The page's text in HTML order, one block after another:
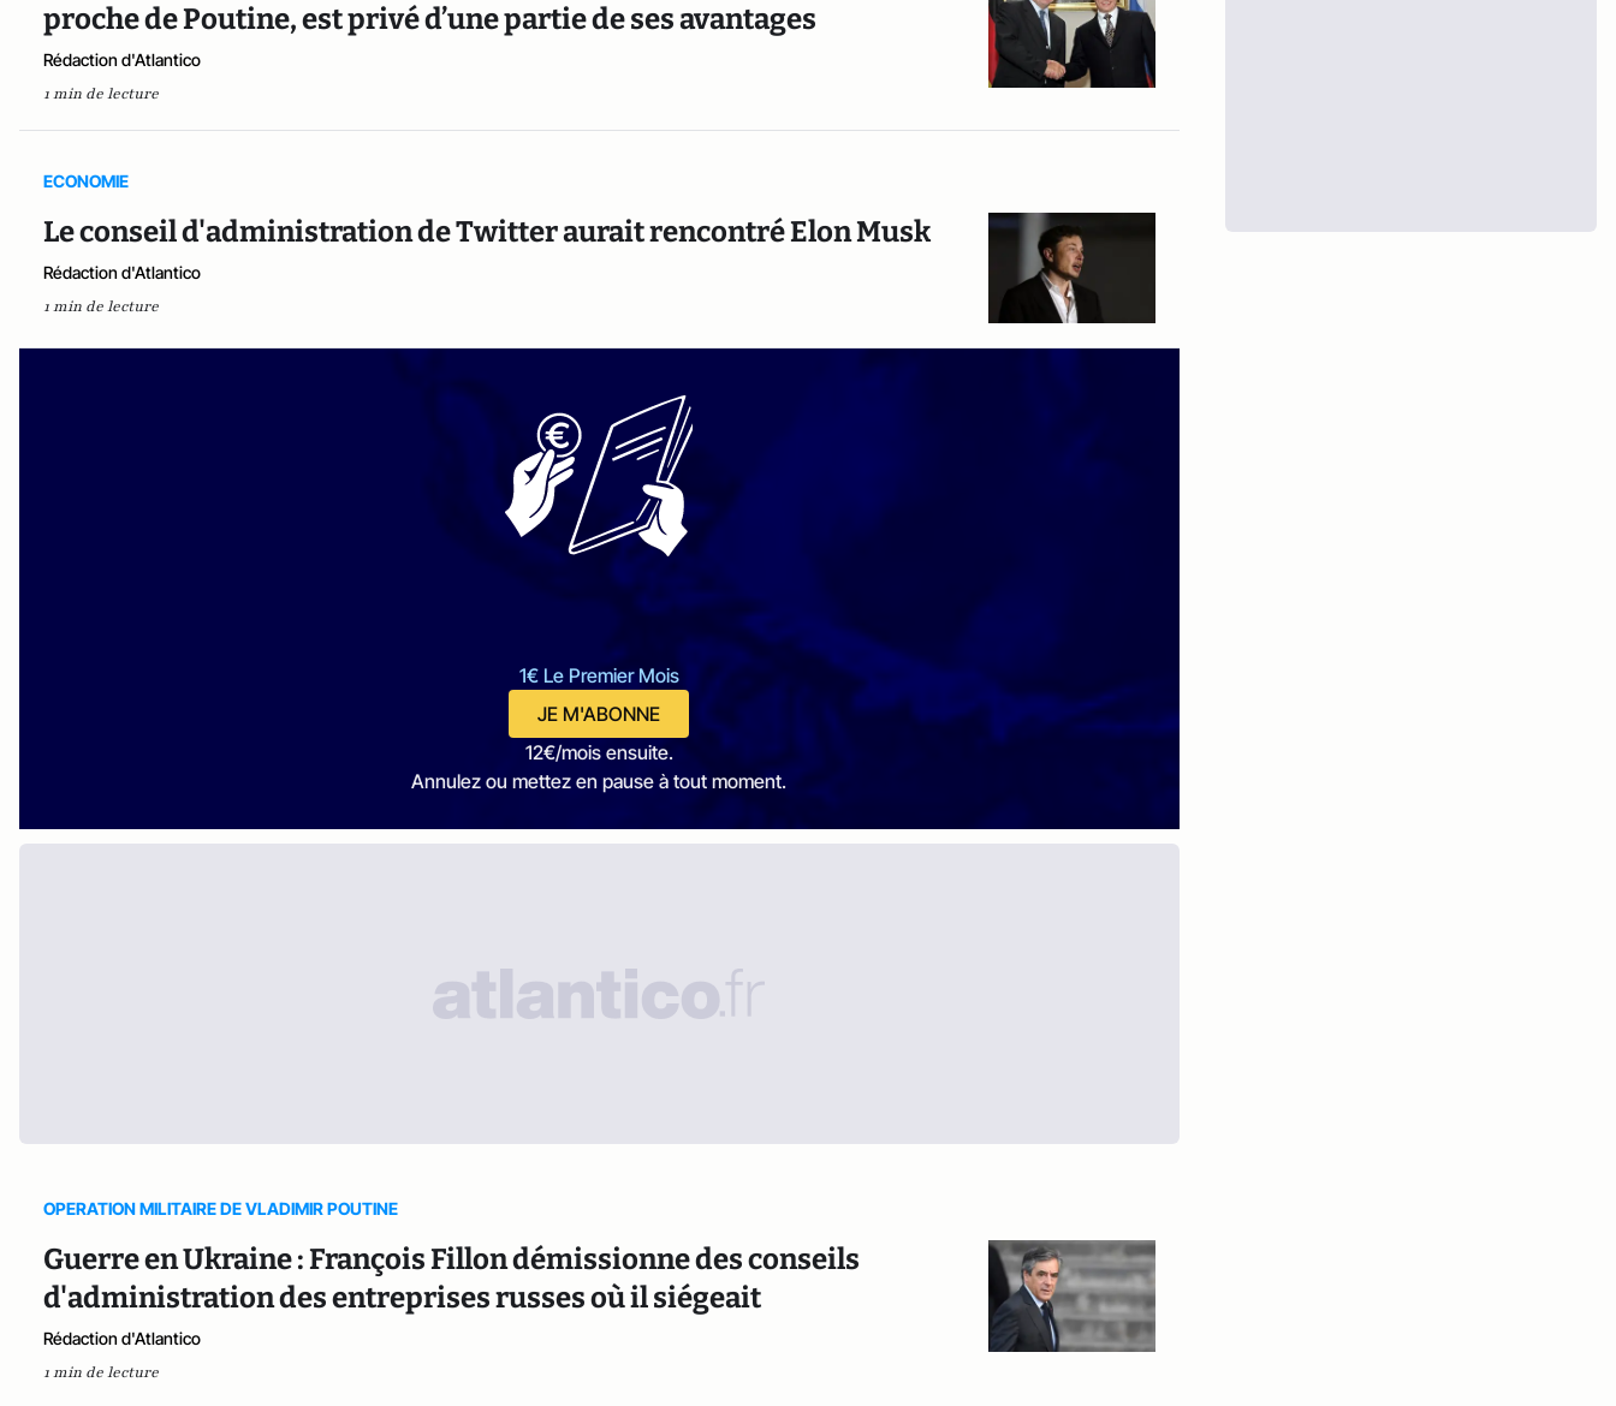
proche de Poutine, est privé d’une partie de ses avantages
Rédaction d'Atlantico
1 min de lecture
ECONOMIE
Le conseil d'administration de Twitter aurait rencontré Elon Musk
Rédaction d'Atlantico
1 min de lecture
1€ Le Premier Mois
JE M'ABONNE
12€/mois ensuite.
Annulez ou mettez en pause à tout moment.
OPERATION MILITAIRE DE VLADIMIR POUTINE
Guerre en Ukraine : François Fillon démissionne des conseils
d'administration des entreprises russes où il siégeait
Rédaction d'Atlantico
1 min de lecture